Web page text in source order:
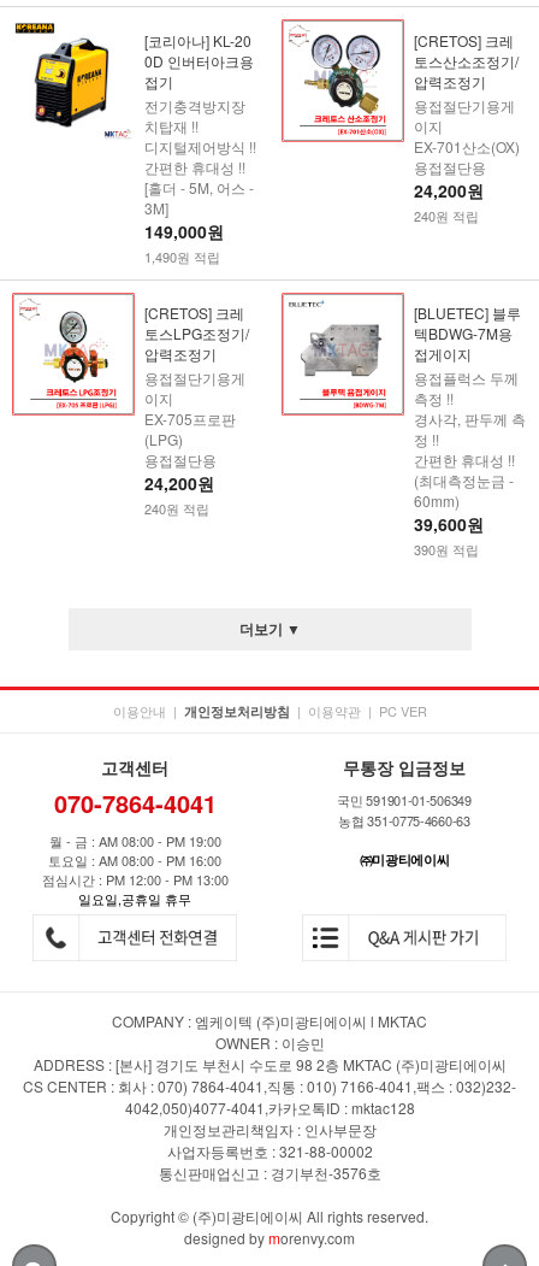
[코리아나] KL-20
0D 인버터아크용
접기
전기충격방지장
치탑재 !!
디지털제어방식 !!
간편한 휴대성 !!
[홀더 - 5M, 어스 -
3M]
149,000원
1,490원 적립
[CRETOS] 크레
토스산소조정기/
압력조정기
용접절단기용게
이지
EX-701산소(OX)
용접절단용
24,200원
240원 적립
[CRETOS] 크레
토스LPG조정기/
압력조정기
용접절단기용게
이지
EX-705프로판
(LPG)
용접절단용
24,200원
240원 적립
[BLUETEC] 블루
텍BDWG-7M용
접게이지
용접플럭스 두께
측정 !!
경사각, 판두께 측
정 !!
간편한 휴대성 !!
(최대측정눈금 -
60mm)
39,600원
390원 적립
더보기 ▼
이용안내 | 개인정보처리방침 | 이용약관 | PC VER
고객센터
070-7864-4041
월 - 금 : AM 08:00 - PM 19:00
토요일 : AM 08:00 - PM 16:00
점심시간 : PM 12:00 - PM 13:00
일요일,공휴일 휴무
무통장 입금정보
국민 591901-01-506349
농협 351-0775-4660-63
㈜미광티에이씨
COMPANY : 엠케이텍 (주)미광티에이씨 l MKTAC
OWNER : 이승민
ADDRESS : [본사] 경기도 부천시 수도로 98 2층 MKTAC (주)미광티에이씨
CS CENTER : 회사 : 070) 7864-4041,직통 : 010) 7166-4041,팩스 : 032)232-
4042,050)4077-4041,카카오톡ID : mktac128
개인정보관리책임자 : 인사부문장
사업자등록번호 : 321-88-00002
통신판매업신고 : 경기부천-3576호
Copyright © (주)미광티에이씨 All rights reserved.
designed bymorenvy.com